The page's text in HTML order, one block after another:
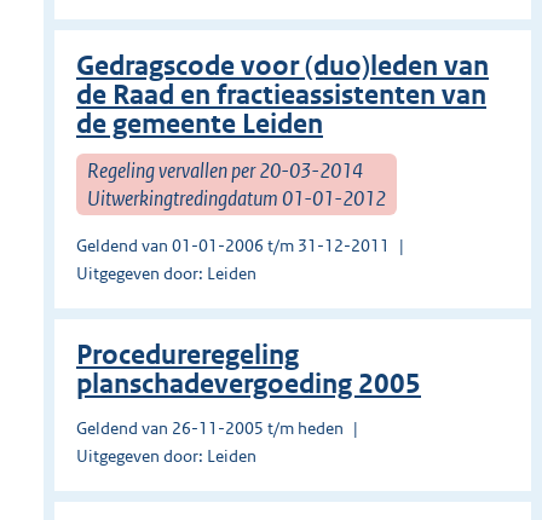
Gedragscode voor (duo)leden van
de Raad en fractieassistenten van
de gemeente Leiden
Regeling vervallen per 20-03-2014
Uitwerkingtredingdatum 01-01-2012
Geldend van 01-01-2006 t/m 31-12-2011
Uitgegeven door: Leiden
Procedureregeling
planschadevergoeding 2005
Geldend van 26-11-2005 t/m heden
Uitgegeven door: Leiden